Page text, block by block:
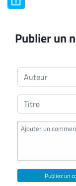
Publier un
Publiez un